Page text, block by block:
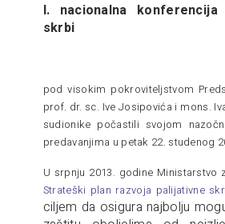
I. nacionalna
skrbi
pod visokim pokroviteljstvom
prof. dr. sc. Ive Josipovića i mons.
sudionike počastili svojom
predavanjima u petak 22. studenog
U srpnju 2013. godine Ministarstvo
Strateški plan razvoja palijativne
ciljem da osigura najbolju